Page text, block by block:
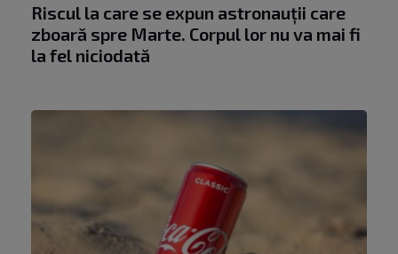
Riscul la care se expun astronauții care
zboară spre Marte. Corpul lor nu va mai fi
la fel niciodată